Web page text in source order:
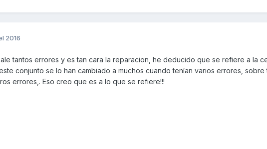
2016
tantos errores y es tan cara la reparacion, he deducido que se refiere a la
conjunto se lo han cambiado a muchos cuando tenían varios errores,
errores,. Eso creo que es a lo que se refiere!!!